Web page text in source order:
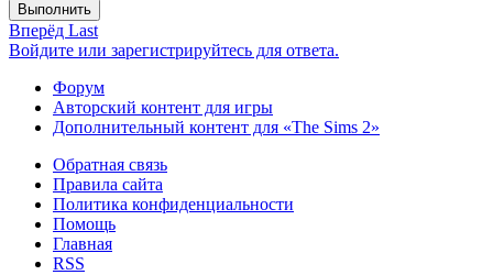
Выполнить
Вперёд Last
Войдите или зарегистрируйтесь для ответа.
Форум
Авторский контент для игры
Дополнительный контент для «The Sims 2»
Обратная связь
Правила сайта
Политика конфиденциальности
Помощь
Главная
RSS